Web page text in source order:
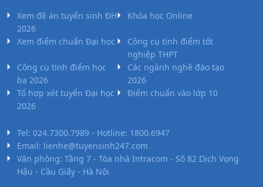
Xem đề án tuyển sinh ĐH
2026
Khóa học Online
Xem điểm chuẩn Đại học
Công cụ tính điểm tốt
nghiệp THPT
Công cụ tính điểm học
bạ 2026
Các ngành nghề đào tạo
2026
Tổ hợp xét tuyển Đại học
2026
Điểm chuẩn vào lớp 10
Tel: 024.7300.7989 - Hotline: 1800.6947
Email: lienhe@tuyensinh247.com
Văn phòng: Tầng 7 - Tòa nhà Intracom - Số 82 Dịch Vọng
Hậu - Cầu Giấy - Hà Nội